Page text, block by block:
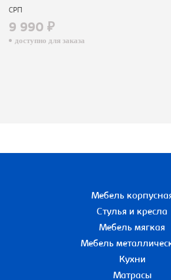
СРП
9 990 ₽
доступно для заказа
Мебель
Стулья и кресла
Мебель мягкая
Мебель
Кухни
Матрасы